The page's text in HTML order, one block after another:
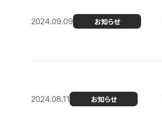
2024.09.09 お知らせ
2024.08.11 お知らせ